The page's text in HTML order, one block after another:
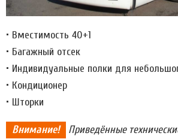
• Вместимость 40+1
• Багажный отсек
• Индивидуальные полки для
• Кондиционер
• Шторки
Внимание!
Приведённые